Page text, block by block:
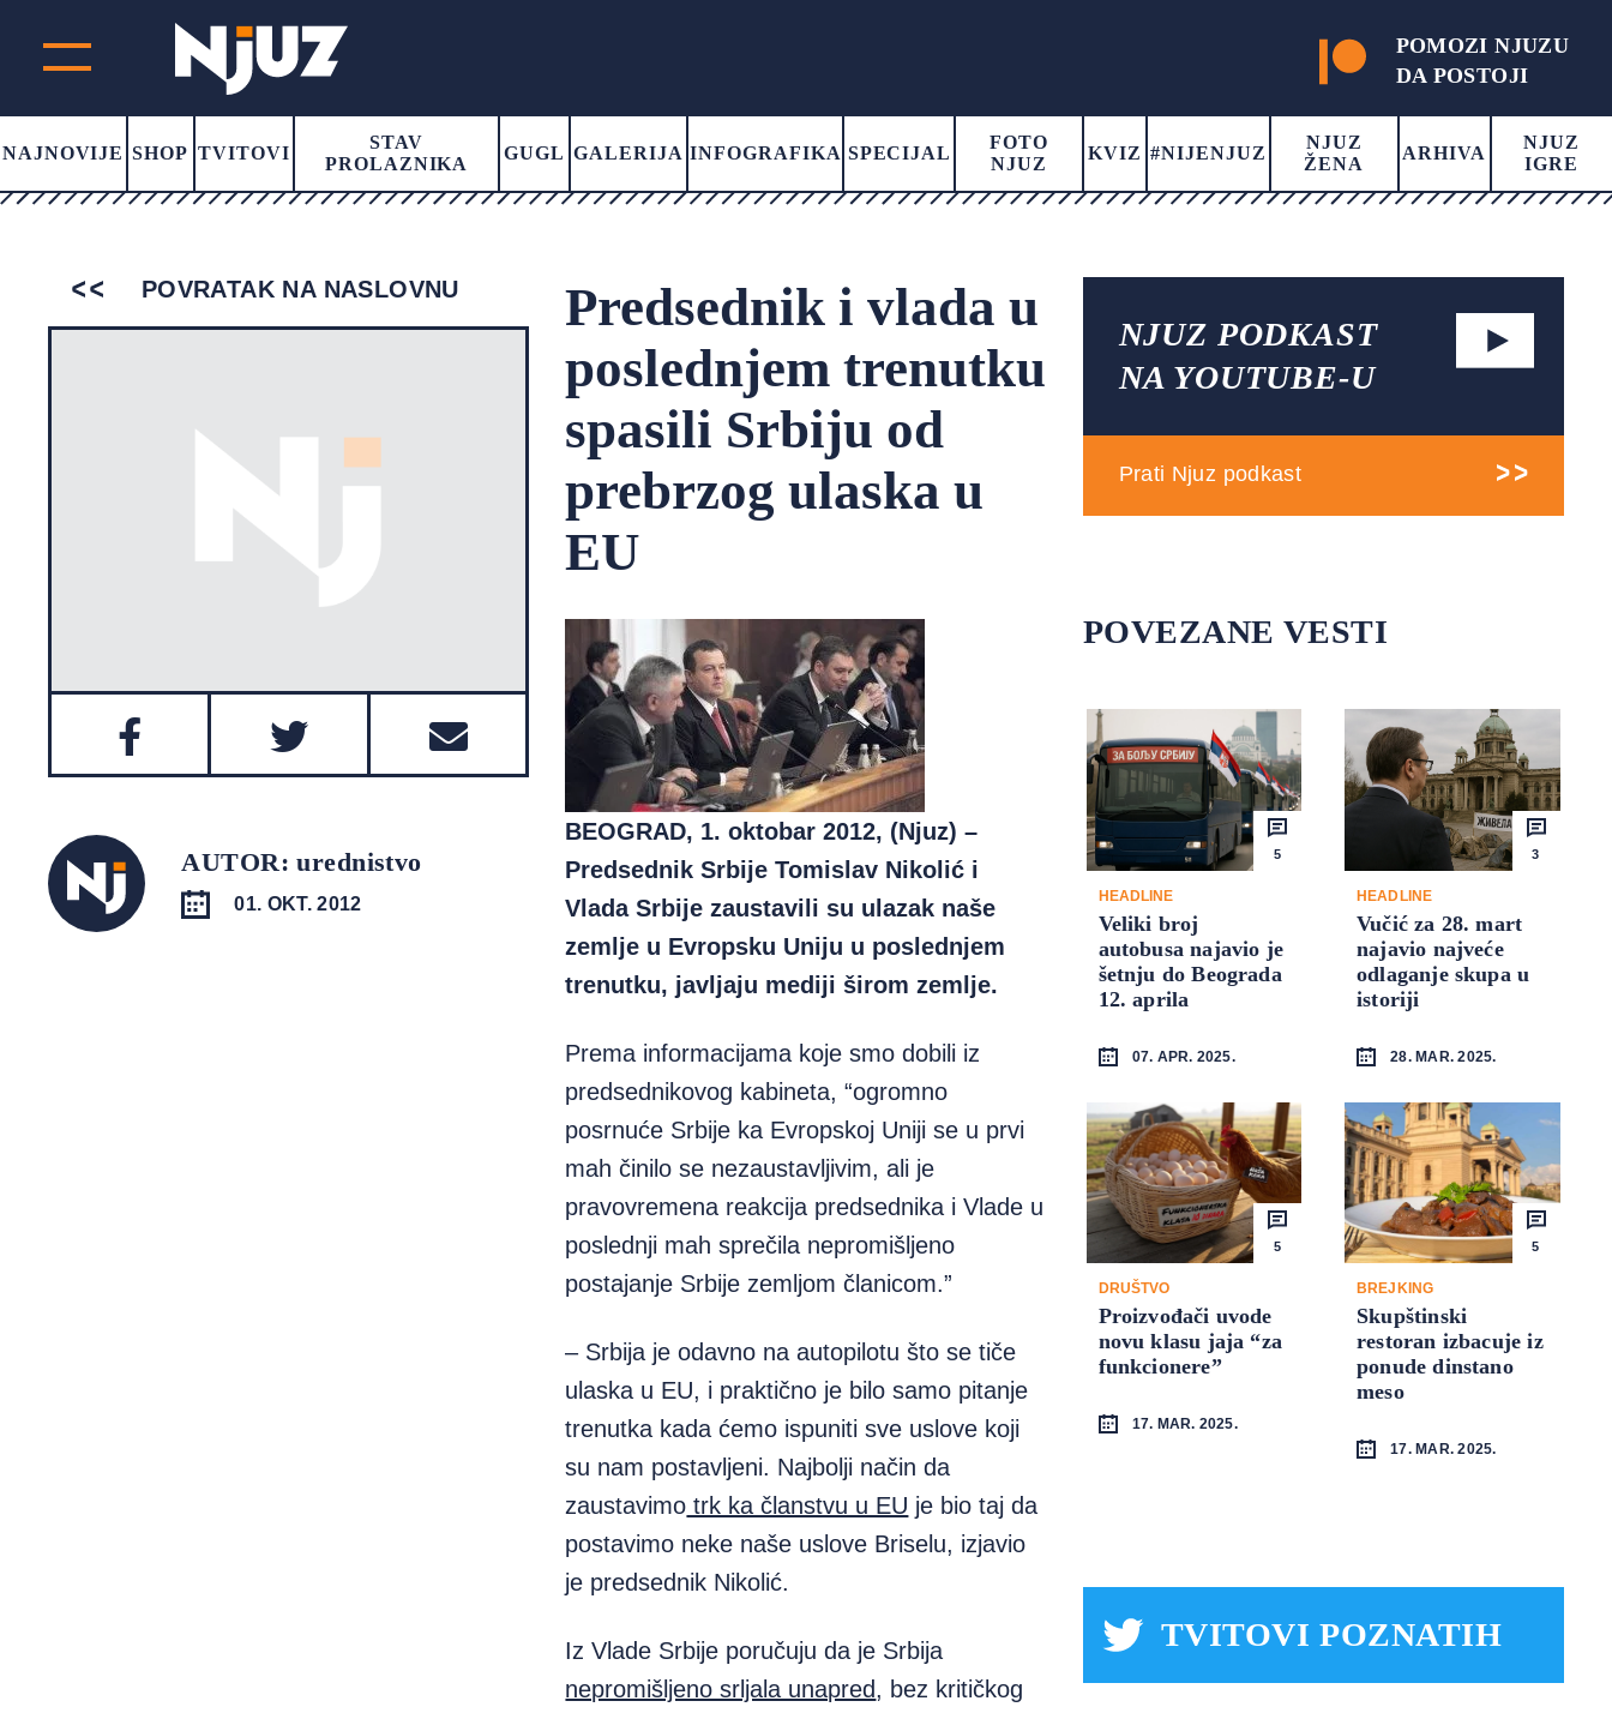
POMOZI NJUZU
DA POSTOJI
NAJNOVIJE SHOP TVITOVI
STAV
PROLAZNIKA
GUGL GALERIJA INFOGRAFIKA SPECIJAL
FOTO
NJUZ
KVIZ #NIJENJUZ
NJUZ
ŽENA
ARHIVA
NJUZ
IGRE
POVRATAK NA NASLOVNU
AUTOR: urednistvo
01. OKT. 2012
Predsednik i vlada u
poslednjem trenutku
spasili Srbiju od
prebrzog ulaska u
EU
BEOGRAD, 1. oktobar 2012, (Njuz) –
Predsednik Srbije Tomislav Nikolić i
Vlada Srbije zaustavili su ulazak naše
zemlje u Evropsku Uniju u poslednjem
trenutku, javljaju mediji širom zemlje.
Prema informacijama koje smo dobili iz
predsednikovog kabineta, “ogromno
posrnuće Srbije ka Evropskoj Uniji se u prvi
mah činilo se nezaustavljivim, ali je
pravovremena reakcija predsednika i Vlade u
poslednji mah sprečila nepromišljeno
postajanje Srbije zemljom članicom.”
– Srbija je odavno na autopilotu što se tiče
ulaska u EU, i praktično je bilo samo pitanje
trenutka kada ćemo ispuniti sve uslove koji
su nam postavljeni. Najbolji način da
zaustavimo trk ka članstvu u EU je bio taj da
postavimo neke naše uslove Briselu, izjavio
je predsednik Nikolić.
Iz Vlade Srbije poručuju da je Srbija
nepromišljeno srljala unapred, bez kritičkog
NJUZ PODKAST
NA YOUTUBE-U
Prati Njuz podkast
POVEZANE VESTI
5
HEADLINE
Veliki broj
autobusa najavio je
šetnju do Beograda
12. aprila
07. APR. 2025.
3
HEADLINE
Vučić za 28. mart
najavio najveće
odlaganje skupa u
istoriji
28. MAR. 2025.
5
DRUŠTVO
Proizvođači uvode
novu klasu jaja “za
funkcionere”
17. MAR. 2025.
5
BREJKING
Skupštinski
restoran izbacuje iz
ponude dinstano
meso
17. MAR. 2025.
TVITOVI POZNATIH